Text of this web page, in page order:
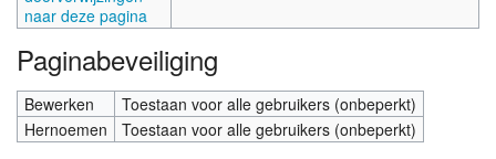
naar deze pagina
Paginabeveiliging
Bewerken
Toestaan voor alle gebruikers (onbeperkt)
Hernoemen
Toestaan voor alle gebruikers (onbeperkt)